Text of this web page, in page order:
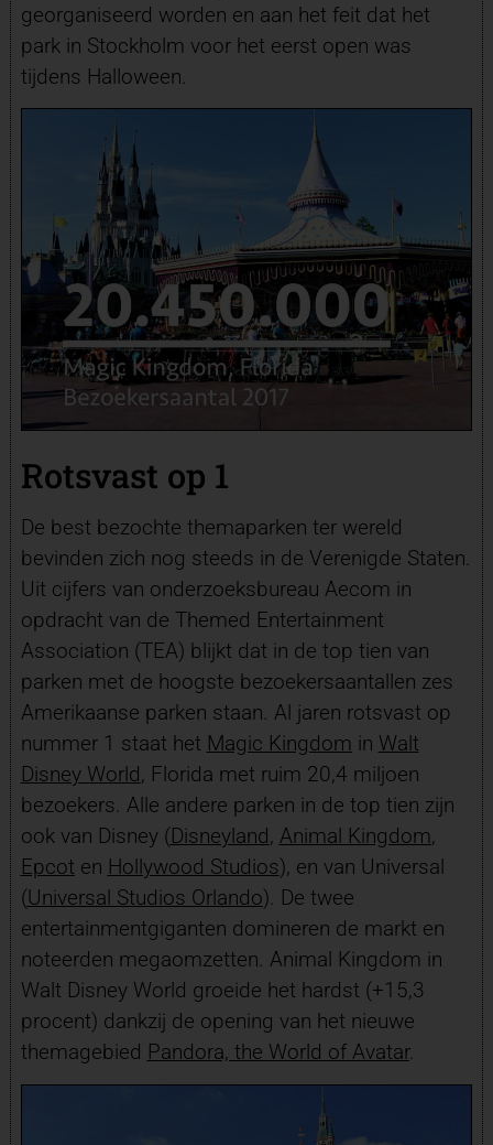
georganiseerd worden en aan het feit dat het
park in Stockholm voor het eerst open was
tijdens Halloween.
Rotsvast op 1
De best bezochte themaparken ter wereld
bevinden zich nog steeds in de Verenigde Staten.
Uit cijfers van onderzoeksbureau Aecom in
opdracht van de Themed Entertainment
Association (TEA) blijkt dat in de top tien van
parken met de hoogste bezoekersaantallen zes
Amerikaanse parken staan. Al jaren rotsvast op
nummer 1 staat het Magic Kingdom in Walt
Disney World, Florida met ruim 20,4 miljoen
bezoekers. Alle andere parken in de top tien zijn
ook van Disney (Disneyland, Animal Kingdom,
Epcot en Hollywood Studios), en van Universal
(Universal Studios Orlando). De twee
entertainmentgiganten domineren de markt en
noteerden megaomzetten. Animal Kingdom in
Walt Disney World groeide het hardst (+15,3
procent) dankzij de opening van het nieuwe
themagebied Pandora, the World of Avatar.